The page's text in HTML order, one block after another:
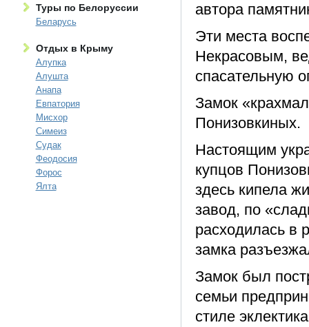
Туры по Белоруссии
Беларусь
Отдых в Крыму
Алупка
Алушта
Анапа
Евпатория
Мисхор
Симеиз
Судак
Феодосия
Форос
Ялта
автора
Эти места
Некрасовым,
спасательную
Замок
Понизовкиных.
Настоящим
купцов
здесь кипела
завод, по
расходилась в
замка
Замок был
семьи
стиле